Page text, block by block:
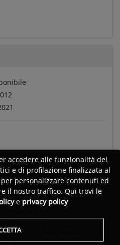
accedere alle funzionalità del
e di profilazione finalizzata al
personalizzare contenuti ed
il nostro traffico. Qui trovi le
e privacy policy